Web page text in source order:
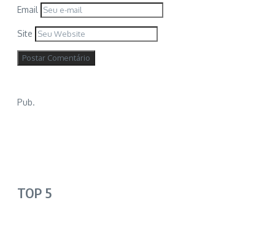
Email
Site
Pub.
TOP 5